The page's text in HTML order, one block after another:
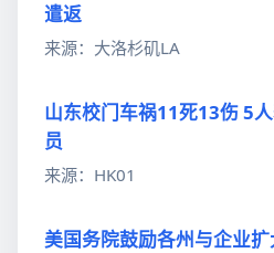
遣返
来源：大洛杉矶LA
山东校门车祸11死13伤 5
员
来源：HK01
美国务院鼓励各州与企业